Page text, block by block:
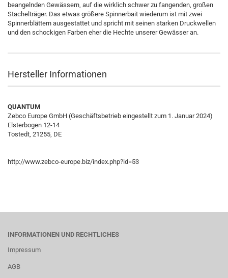
beangelnden Gewässern, auf die wirklich schwer zu fangenden, großen
Stachelträger. Das etwas größere Spinnerbait wiederum ist mit zwei
Spinnerblättern ausgestattet und spricht mit seinen starken Druckwellen
und den schockigen Farben eher die Hechte unserer Gewässer an.
Hersteller Informationen
QUANTUM
Zebco Europe GmbH (Geschäftsbetrieb eingestellt zum 1. Januar 2024)
Elsterbogen 12-14
Tostedt, 21255, DE
http://www.zebco-europe.biz/index.php?id=53
INFORMATIONEN UND RECHTLICHES
Impressum
AGB